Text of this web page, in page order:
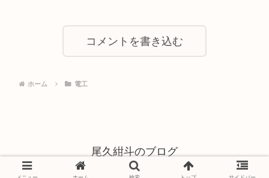
コメントを書き込む
ホーム 電工
尾久紺斗のブログ
© 2021 尾久紺斗のブログ.